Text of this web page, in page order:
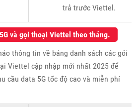
trả trước Viettel.
và gọi thoại Viettel theo tháng.
thông tin về bảng danh sách các gói
Viettel cập nhập mới nhất 2025 để
cầu data 5G tốc độ cao và miễn phí